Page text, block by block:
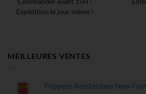
Commander avant 15H :
Expédition le jour même !
MEILLEURES VENTES
Poppers Amsterdam New